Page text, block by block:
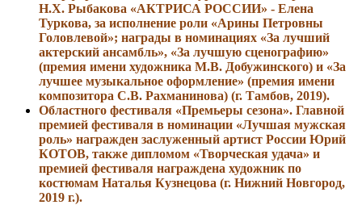
Н.Х. Рыбакова «АКТРИСА РОССИИ» - Елена
Туркова, за исполнение роли «Арины Петровны
Головлевой»; награды в номинациях «За лучший
актерский ансамбль», «За лучшую сценографию»
(премия имени художника М.В. Добужинского) и «За
лучшее музыкальное оформление» (премия имени
композитора С.В. Рахманинова) (г. Тамбов, 2019).
Областного фестиваля «Премьеры сезона». Главной
премией фестиваля в номинации «Лучшая мужская
роль» награжден заслуженный артист России Юрий
КОТОВ, также дипломом «Творческая удача» и
премией фестиваля награждена художник по
костюмам Наталья Кузнецова (г. Нижний Новгород,
2019 г.).